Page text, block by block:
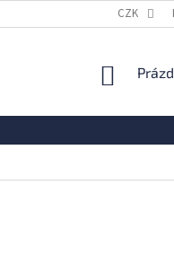
REKLAMACE
CZK